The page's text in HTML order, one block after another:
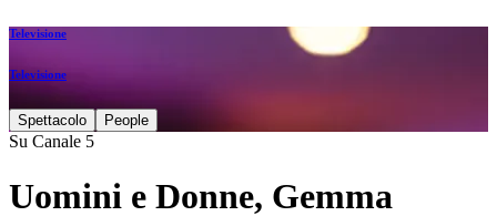
Televisione
Televisione
Spettacolo People
Su Canale 5
Uomini e Donne, Gemma